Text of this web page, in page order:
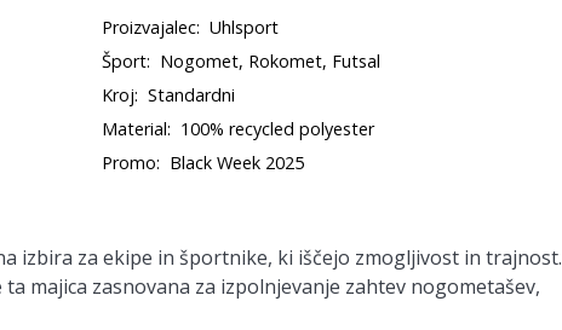
Proizvajalec: Uhlsport
Šport: Nogomet, Rokomet, Futsal
Kroj: Standardni
Material: 100% recycled polyester
Promo: Black Week 2025
izbira za ekipe in športnike, ki iščejo zmogljivost in trajnost.
majica zasnovana za izpolnjevanje zahtev nogometašev,